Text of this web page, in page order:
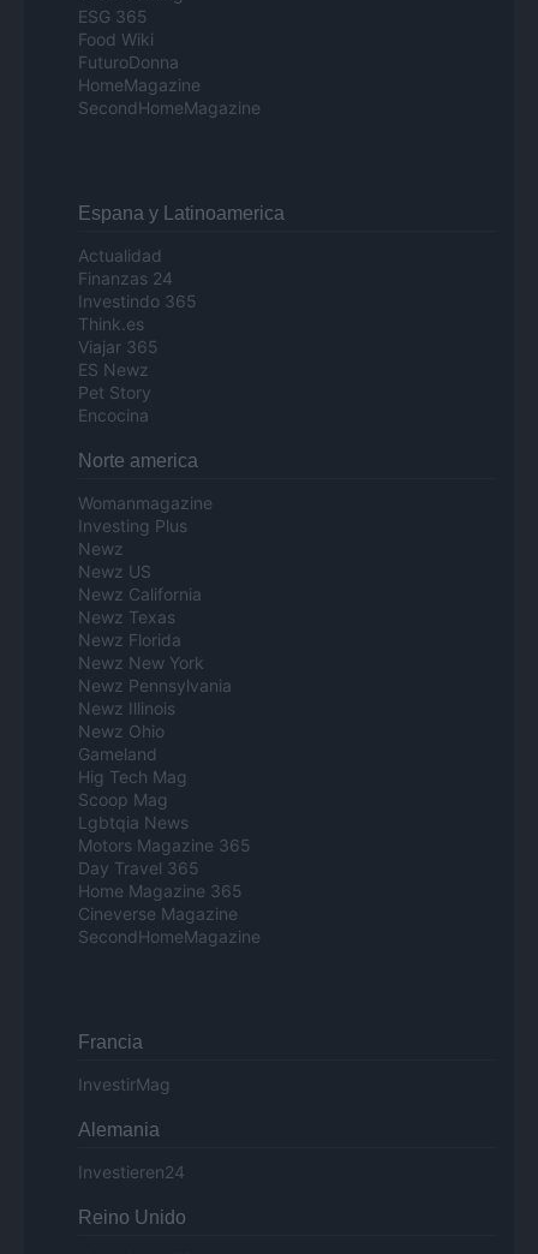
ESG 365
Food Wiki
FuturoDonna
HomeMagazine
SecondHomeMagazine
Espana y Latinoamerica
Actualidad
Finanzas 24
Investindo 365
Think.es
Viajar 365
ES Newz
Pet Story
Encocina
Norte america
Womanmagazine
Investing Plus
Newz
Newz US
Newz California
Newz Texas
Newz Florida
Newz New York
Newz Pennsylvania
Newz Illinois
Newz Ohio
Gameland
Hig Tech Mag
Scoop Mag
Lgbtqia News
Motors Magazine 365
Day Travel 365
Home Magazine 365
Cineverse Magazine
SecondHomeMagazine
Francia
InvestirMag
Alemania
Investieren24
Reino Unido